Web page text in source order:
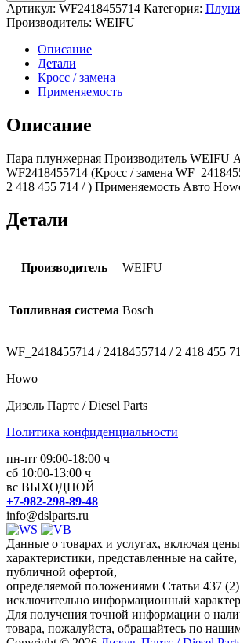
Артикул: WF2418455714 Категория:
Производитель: WEIFU
Описание
Детали
Кросс / замена
Применяемость
Описание
Пара плунжерная Производитель WEIFU
WF2418455714 (Кросс / замена
2 418 455 714 / ) Применяемость Авто
Детали
Производитель WEIFU
Топливная система Bosch
WF_2418455714 / 2418455714 / 2 418 455
Howo
Дизель Партс / Diesel Parts
Политика конфиденциальности
пн-пт 09:00-18:00 ч
сб 10:00-13:00 ч
вс ВЫХОДНОЙ
+7-982-298-89-48
info@dslparts.ru
Данные о товарах и услугах, включая
характеристики, представленные на
публичной офертой,
определяемой положениями Статьи 437
исключительно информационный
Для получения точной информации о
товара, пожалуйста, обращайтесь по